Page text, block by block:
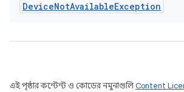
DeviceNotAvailableException
এই পৃষ্ঠার কন্টেন্ট ও কোডের নমুনাগুলিContent